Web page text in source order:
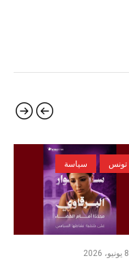
تونس سياسة
8 يونيو، 2026